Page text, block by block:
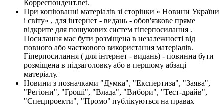
Корреспондент.net.
При копіюванні матеріалів зі сторінки « Новини України
і світу» , для інтернет - видань - обов'язкове пряме
відкрите для пошукових систем гіперпосилання .
Посилання має бути розміщена в незалежності від
повного або часткового використання матеріалів.
Гіперпосилання ( для інтернет - видань) - повинна бути
розміщена в підзаголовку або в першому абзаці
матеріалу.
Новини з позначками "Думка", "Експертиза", "Заява",
"Регіони", "Гроші", "Влада", "Вибори", "Тест-драйв",
"Спецпроекти", "Промо" публікуються на правах